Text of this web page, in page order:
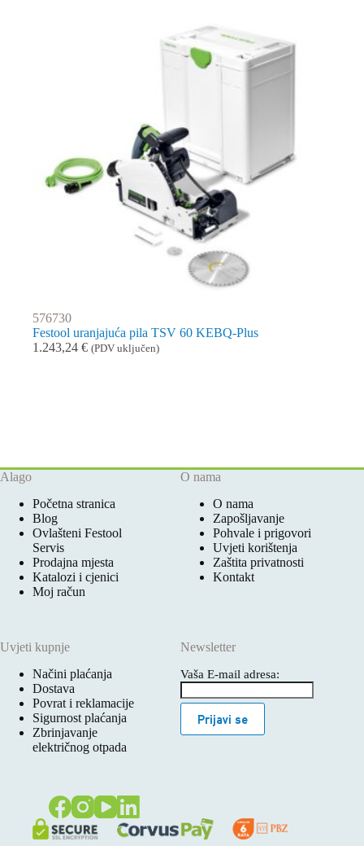
576730
Festool uranjajuća pila TSV 60 KEBQ-Plus
1.243,24 € (PDV uključen)
Alago
Početna stranica
Blog
Ovlašteni Festool
Servis
Prodajna mjesta
Katalozi i cjenici
Moj račun
O nama
O nama
Zapošljavanje
Pohvale i prigovori
Uvjeti korištenja
Zaštita privatnosti
Kontakt
Uvjeti kupnje
Načini plaćanja
Dostava
Povrat i reklamacije
Sigurnost plaćanja
Zbrinjavanje
električnog otpada
Newsletter
Vaša E-mail adresa:
Prijavi se